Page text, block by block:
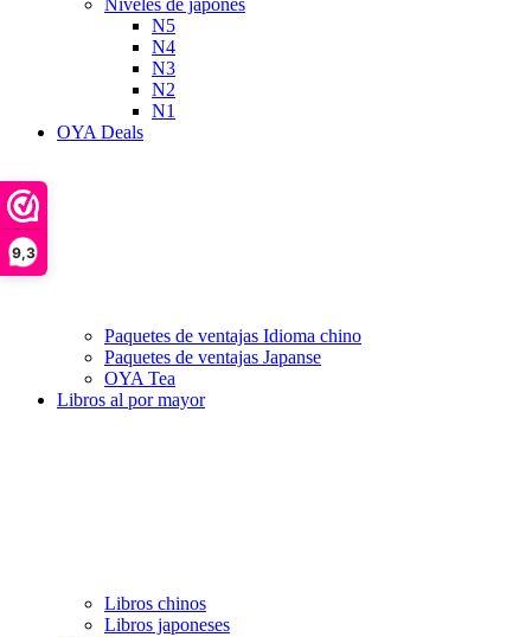
9,3
Niveles de japonés
N5
N4
N3
N2
N1
OYA Deals
Paquetes de ventajas Idioma chino
Paquetes de ventajas Japanse
OYA Tea
Libros al por mayor
Libros chinos
Libros japoneses